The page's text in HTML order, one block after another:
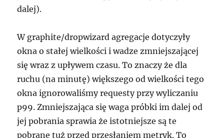
dalej).
W graphite/dropwizard agregacje dotyczyły
okna o stałej wielkości i wadze zmniejszającej
się wraz z upływem czasu. To znaczy że dla
ruchu (na minutę) większego od wielkości tego
okna ignorowaliśmy requesty przy wyliczaniu
p99. Zmniejszająca się waga próbki im dalej od
jej pobrania sprawia że istotniejsze są te
pobrane tuż przed przesłaniem metryk. To